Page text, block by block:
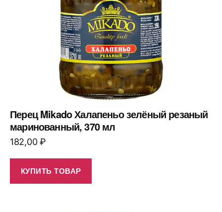
Перец Mikado Халапеньо зелёный резаный
маринованный, 370 мл
182,00₽
КУПИТЬ ТОВАР